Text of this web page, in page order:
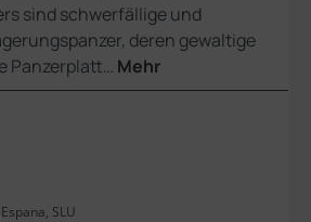
sind schwerfällige und
deren gewaltige
Panzerplatt… Mehr
SLU